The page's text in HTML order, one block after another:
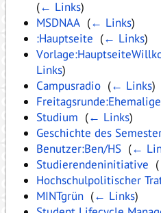
(← Links)
MSDNAA‎ (← Links)
:Hauptseite (← Links)
Links)
Campusradio‎ (← Links)
Studium (← Links)
Geschichte des
Benutzer:Ben/HS‎ (←
Studierendeninitiative (
Hochschulpolitischer
MINTgrün‎ (← Links)